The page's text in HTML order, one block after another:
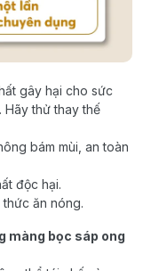
gây hại cho sức
thử thay thế
bám mùi, an toàn
độc hại.
thức ăn nóng.
màng bọc sáp ong